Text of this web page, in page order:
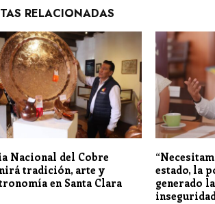
RELACIONADAS
Nacional del Cobre
tradición, arte y
en Santa Clara
estado, la
generado